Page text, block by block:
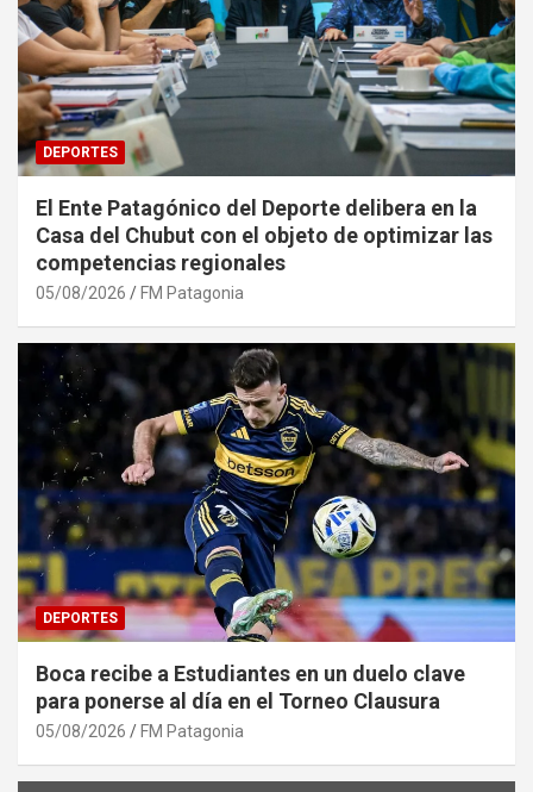
DEPORTES
El Ente Patagónico del Deporte delibera en la
Casa del Chubut con el objeto de optimizar las
competencias regionales
05/08/2026 FM Patagonia
DEPORTES
Boca recibe a Estudiantes en un duelo clave
para ponerse al día en el Torneo Clausura
05/08/2026 FM Patagonia